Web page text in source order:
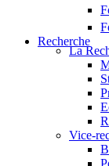
Recherche
La
Vice-